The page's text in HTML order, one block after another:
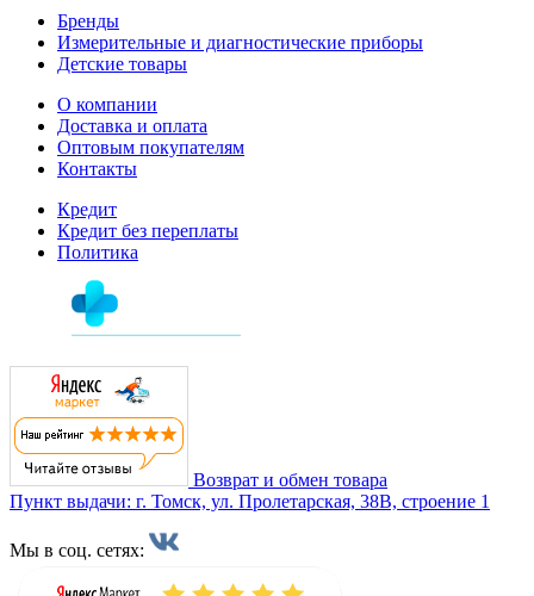
Бренды
Измерительные и диагностические приборы
Детские товары
О компании
Доставка и оплата
Оптовым покупателям
Контакты
Кредит
Кредит без переплаты
Политика
Возврат и обмен товара
Пункт выдачи: г. Томск, ул. Пролетарская, 38В, строение 1
Мы в соц. сетях: